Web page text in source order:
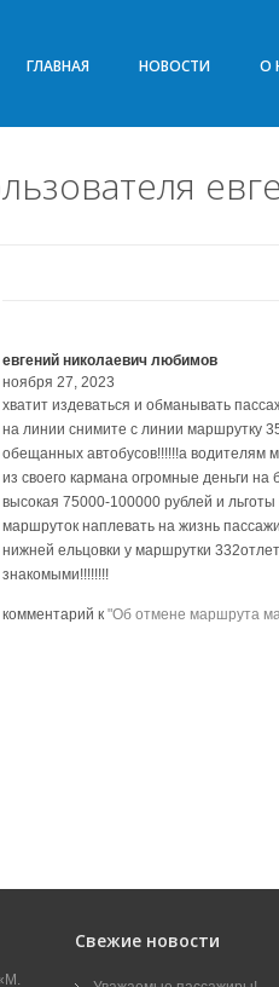
ГЛАВНАЯ НОВОСТИ О
евгений николаевич любимов
ноября 27, 2023
хватит издеваться и обманывать
на линии снимите с линии маршрутку
обещанных автобусов!!!!!!а водителям
из своего кармана огромные деньги
высокая 75000-100000 рублей и
маршруток наплевать на жизнь
нижней ельцовки у маршрутки
знакомыми!!!!!!!!
комментарий к "Об отмене маршрута
Свежие новости